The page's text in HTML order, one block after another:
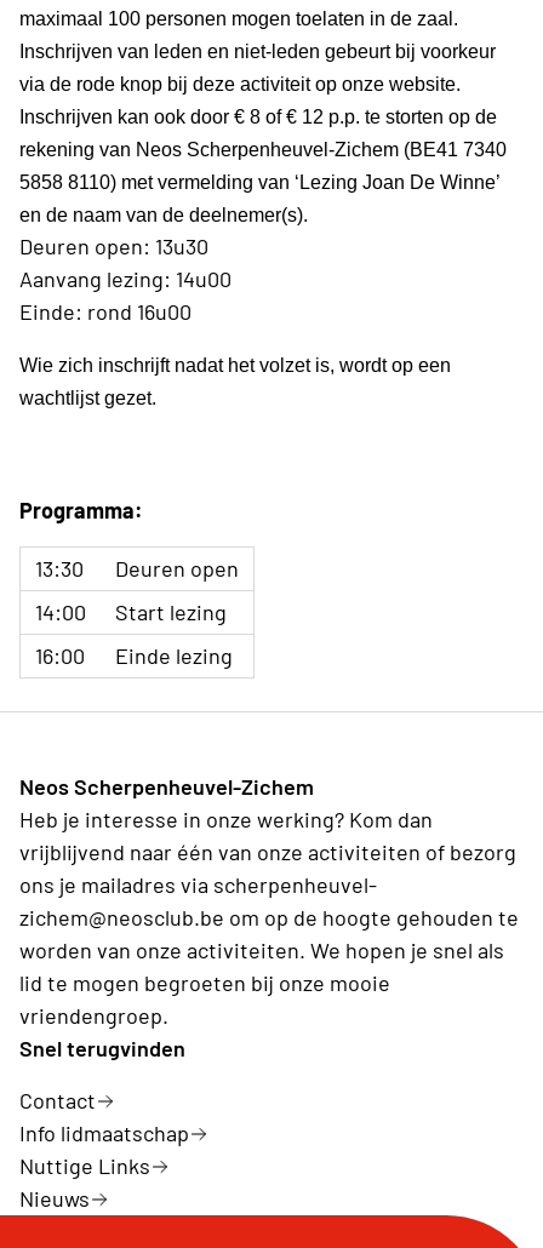
maximaal 100 personen mogen toelaten in de zaal.
Inschrijven van leden en niet-leden gebeurt bij voorkeur
via de rode knop bij deze activiteit op onze website.
Inschrijven kan ook door € 8 of € 12 p.p. te storten op de
rekening van Neos Scherpenheuvel-Zichem (BE41 7340
5858 8110) met vermelding van ‘Lezing Joan De Winne’
en de naam van de deelnemer(s).
Deuren open: 13u30
Aanvang lezing: 14u00
Einde: rond 16u00
Wie zich inschrijft nadat het volzet is, wordt op een
wachtlijst gezet.
Programma:
13:30
Deuren open
14:00
Start lezing
16:00
Einde lezing
Neos Scherpenheuvel-Zichem
Heb je interesse in onze werking? Kom dan
vrijblijvend naar één van onze activiteiten of bezorg
ons je mailadres via scherpenheuvel-
zichem@neosclub.be om op de hoogte gehouden te
worden van onze activiteiten. We hopen je snel als
lid te mogen begroeten bij onze mooie
vriendengroep.
Snel terugvinden
Contact
Info lidmaatschap
Nuttige Links
Nieuws